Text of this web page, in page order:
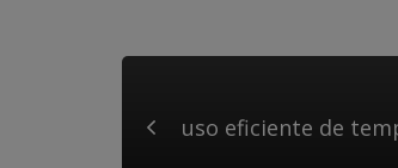
uso eficiente de